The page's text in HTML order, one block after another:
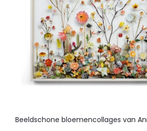
Beeldschone bloemencollages van